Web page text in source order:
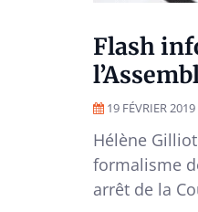
Flash
19 FÉVRIER 2019
Hélène
formalisme
arrêt de la